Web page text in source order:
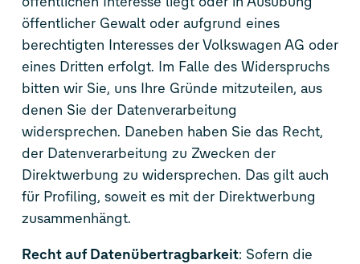
öffentlicher Gewalt oder aufgrund eines
berechtigten Interesses der Volkswagen AG oder
eines Dritten erfolgt. Im Falle des Widerspruchs
bitten wir Sie, uns Ihre Gründe mitzuteilen, aus
denen Sie der Datenverarbeitung
widersprechen. Daneben haben Sie das Recht,
der Datenverarbeitung zu Zwecken der
Direktwerbung zu widersprechen. Das gilt auch
für Profiling, soweit es mit der Direktwerbung
zusammenhängt.
Recht auf Datenübertragbarkeit: Sofern die